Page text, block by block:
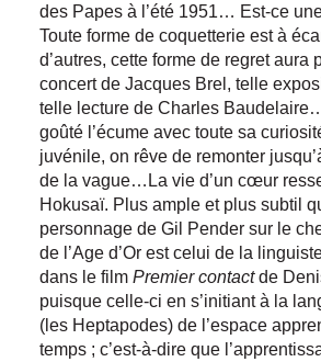
des Papes à l’été 1951… Est-ce
Toute forme de coquetterie est à
d’autres, cette forme de regret aura
concert de Jacques Brel, telle
telle lecture de Charles
goûté l’écume avec toute sa
juvénile, on rêve de remonter
de la vague…La vie d’un cœur
Hokusaï. Plus ample et plus subtil
personnage de Gil Pender sur le
de l’Age d’Or est celui de la
dans le film Premier contactde
puisque celle-ci en s’initiant à la
(les Heptapodes) de l’espace
temps ; c’est-à-dire que